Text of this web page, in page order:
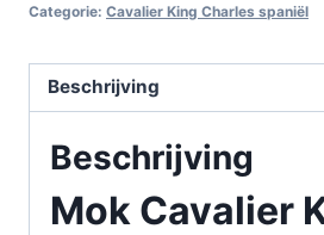
Categorie: Cavalier King Charles spaniël
Beschrijving
Beschrijving
Mok Cavalier